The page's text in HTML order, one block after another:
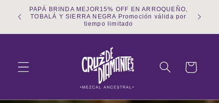
directamente
PAPÁ BRINDA MEJOR15% OFF EN ARROQUEÑO,
TOBALÁ Y SIERRA NEGRA Promoción válida por
tiempo limitado
Carrito